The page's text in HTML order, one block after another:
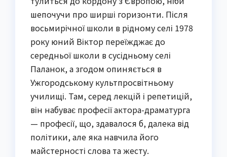
шепочучи про ширші горизонти. Після
восьмирічної школи в рідному селі 1978
року юний Віктор переїжджає до
середньої школи в сусідньому селі
Паланок, а згодом опиняється в
Ужгородському культпросвітньому
училищі. Там, серед лекцій і репетицій,
він набуває професії актора-драматурга
— професії, що, здавалося б, далека від
політики, але яка навчила його
майстерності слова та жесту.